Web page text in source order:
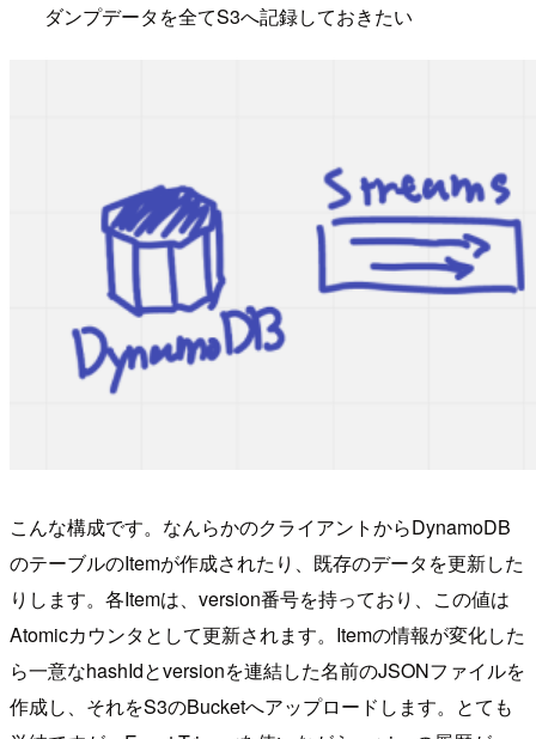
ダンプデータを全てS3へ記録しておきたい
こんな構成です。なんらかのクライアントからDynamoDB
のテーブルのItemが作成されたり、既存のデータを更新した
りします。各Itemは、version番号を持っており、この値は
Atomicカウンタとして更新されます。Itemの情報が変化した
ら一意なhashIdとversionを連結した名前のJSONファイルを
作成し、それをS3のBucketへアップロードします。とても